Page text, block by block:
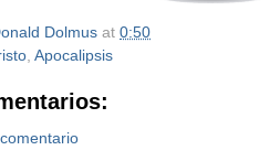
Dolmus at 0:50
Apocalipsis